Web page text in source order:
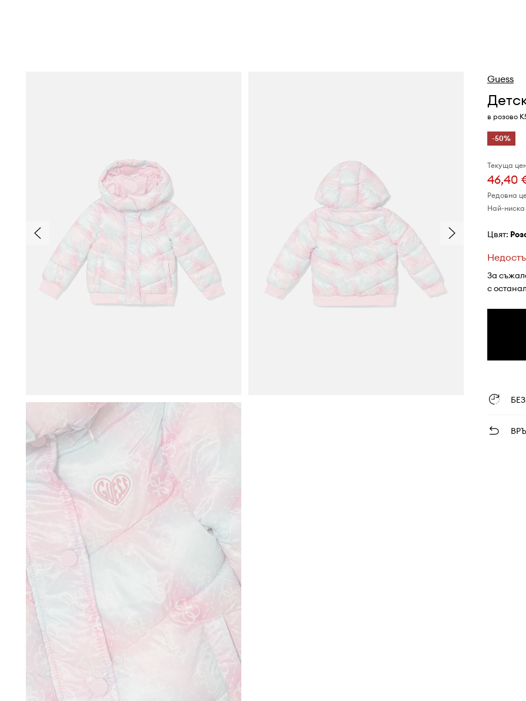
Guess
в розово
-50%
Текуща
46,40
Редовна
Най-ниска
Цвят:
За
с